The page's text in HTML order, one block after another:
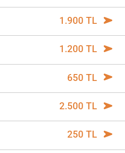
1.900 TL
1.200 TL
650 TL
2.500 TL
250 TL